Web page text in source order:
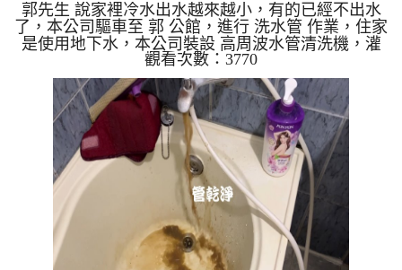
管
郭先生 說家裡冷水出水越來越小，有的已經不出水
了，本公司驅車至 郭 公館，進行 洗水管 作業，住家
是使用地下水，本公司裝設 高周波水管清洗機，灌
入 檸檬酸 至水管，等了約15分，開啟 水管清洗機 ，
啟動 螺旋波 模式，一洗水管就噴出黑水，看起來是
跟青草茶一樣，四個多小時後，冷水出水量恢復正常
了。 如是自來水，如水管老化，會產生鐵鏽跟泥沙
堆積，洗出來的水就會是咖啡色，地下水含有氧化
錳，管壁上會結成黑色管垢，洗出來的水會跟石油一
樣黑，有些洗出綠色的水，是因為裡面有銅的物質，
生鏽產生銅綠，如是藍...
觀看次數：3770